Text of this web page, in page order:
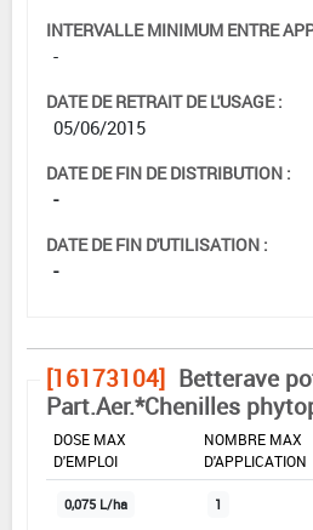
INTERVALLE MINIMUM ENTRE
-
DATE DE RETRAIT DE L'USAGE :
05/06/2015
DATE DE FIN DE DISTRIBUTION :
-
DATE DE FIN D'UTILISATION :
-
[16173104] Betterave
Part.Aer.*Chenilles
DOSE MAX
D'EMPLOI
NOMBRE MAX
D'APPLICATION
0,075 L/ha 1